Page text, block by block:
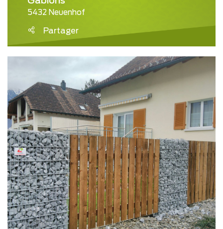
5432 Neuenhof
Partager